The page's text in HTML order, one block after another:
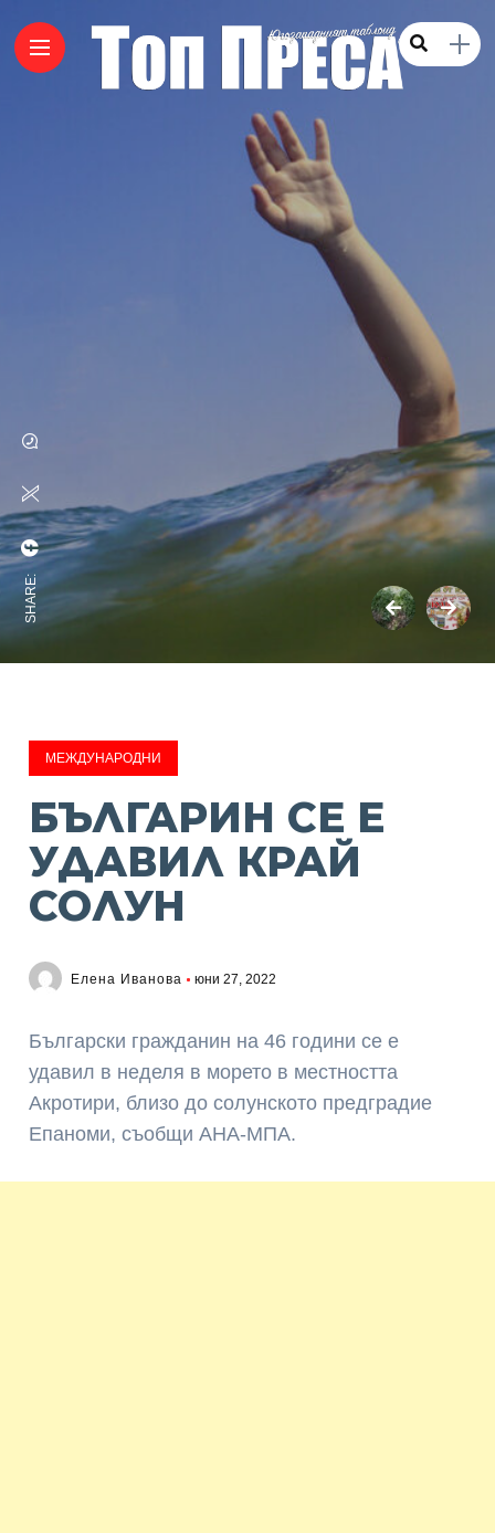
SHARE:
МЕЖДУНАРОДНИ
БЪЛГАРИН СЕ Е
УДАВИЛ КРАЙ
СОЛУН
Елена Иванова юни 27, 2022
Български гражданин на 46 години се е
удавил в неделя в морето в местността
Акротири, близо до солунското предградие
Епаноми, съобщи АНА-МПА.